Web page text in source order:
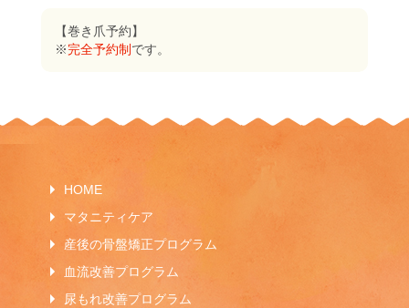
【巻き爪予約】
※完全予約制 です。
HOME
マタニティケア
産後の骨盤矯正プログラム
血流改善プログラム
尿もれ改善プログラム